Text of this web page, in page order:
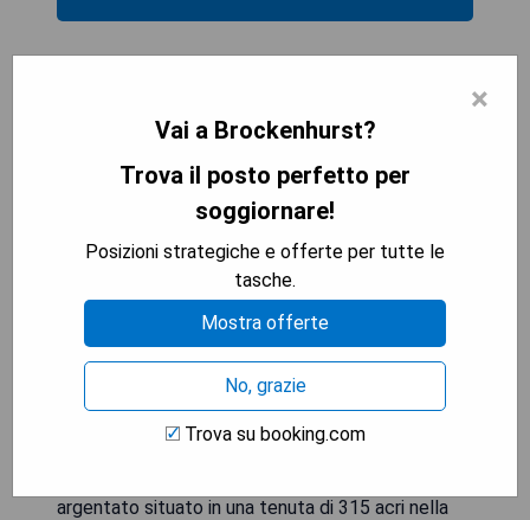
Un'imponente casa signorile georgiana del XVIII
argentato situato in una tenuta di 315 acri nella
×
Vai a Brockenhurst?
Trova il posto perfetto per
soggiornare!
Posizioni strategiche e offerte per tutte le
tasche.
Mostra offerte
No, grazie
Trova su booking.com